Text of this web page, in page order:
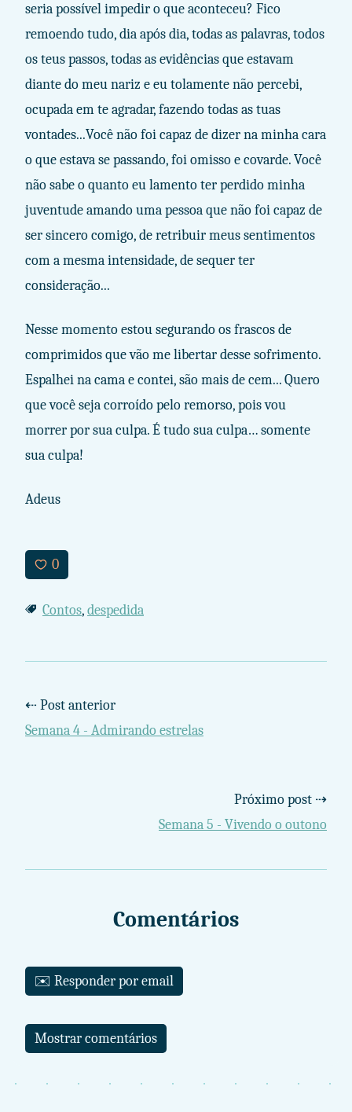
seria possível impedir o que aconteceu? Fico
remoendo tudo, dia após dia, todas as palavras, todos
os teus passos, todas as evidências que estavam
diante do meu nariz e eu tolamente não percebi,
ocupada em te agradar, fazendo todas as tuas
vontades...Você não foi capaz de dizer na minha cara
o que estava se passando, foi omisso e covarde. Você
não sabe o quanto eu lamento ter perdido minha
juventude amando uma pessoa que não foi capaz de
ser sincero comigo, de retribuir meus sentimentos
com a mesma intensidade, de sequer ter
consideração...
Nesse momento estou segurando os frascos de
comprimidos que vão me libertar desse sofrimento.
Espalhei na cama e contei, são mais de cem... Quero
que você seja corroído pelo remorso, pois vou
morrer por sua culpa. É tudo sua culpa… somente
sua culpa!
Adeus
0
Contos,despedida
⇠ Post anterior
Semana 4 - Admirando estrelas
Próximo post ⇢
Semana 5 - Vivendo o outono
Comentários
✉️ Responder por email
Mostrar comentários